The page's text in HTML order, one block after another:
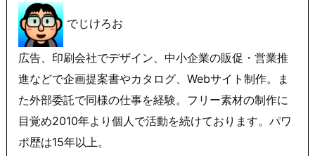
でじけろお
広告、印刷会社でデザイン、中小企業の販促・営業推
進などで企画提案書やカタログ、Webサイト制作。ま
た外部委託で同様の仕事を経験。フリー素材の制作に
目覚め2010年より個人で活動を続けております。パワ
ポ歴は15年以上。